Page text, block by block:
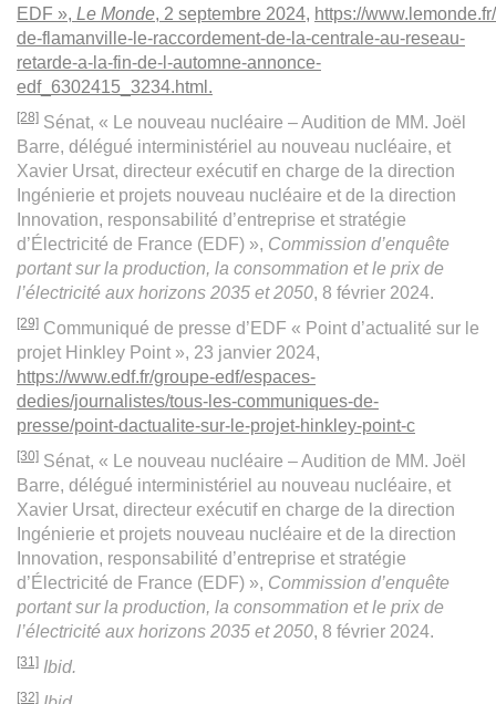
EDF », Le Monde, 2 septembre 2024, https://
de-flamanville-le-raccordement-de-la-centrale-au-reseau-
retarde-a-la-fin-de-l-automne-annonce-
edf_6302415_3234.html .
[28] Sénat, « Le nouveau nucléaire – Audition de MM. Joël
Barre, délégué interministériel au nouveau nucléaire, et
Xavier Ursat, directeur exécutif en charge de la direction
Ingénierie et projets nouveau nucléaire et de la direction
Innovation, responsabilité d’entreprise et stratégie
d’Électricité de France (EDF) », Commission d’enquête
portant sur la production, la consommation et le prix de
l’électricité aux horizons 2035 et 2050, 8 février 2024.
[29] Communiqué de presse d’EDF « Point d’actualité sur le
projet Hinkley Point », 23 janvier 2024,
https://www.edf.fr/groupe-edf/espaces-
dedies/journalistes/tous-les-communiques-de-
presse/point-dactualite-sur-le-projet-hinkley-point-c
[30] Sénat, « Le nouveau nucléaire – Audition de MM. Joël
Barre, délégué interministériel au nouveau nucléaire, et
Xavier Ursat, directeur exécutif en charge de la direction
Ingénierie et projets nouveau nucléaire et de la direction
Innovation, responsabilité d’entreprise et stratégie
d’Électricité de France (EDF) », Commission d’enquête
portant sur la production, la consommation et le prix de
l’électricité aux horizons 2035 et 2050, 8 février 2024.
[31] Ibid.
[32]